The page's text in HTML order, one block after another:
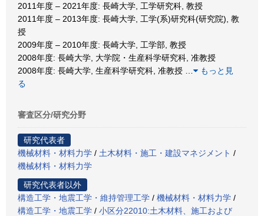
2011年度 – 2021年度: 長崎大学, 工学研究科, 教授
2011年度 – 2013年度: 長崎大学, 工学(系)研究科(研究院), 教
授
2009年度 – 2010年度: 長崎大学, 工学部, 教授
2008年度: 長崎大学, 大学院・生産科学研究科, 准教授
2008年度: 長崎大学, 生産科学研究科, 准教授
もっと見
る
審査区分/研究分野
研究代表者
機械材料・材料力学 / 土木材料・施工・建設マネジメント /
機械材料・材料力学
研究代表者以外
構造工学・地震工学・維持管理工学 / 機械材料・材料力学 /
構造工学・地震工学 / 小区分22010:土木材料、施工および